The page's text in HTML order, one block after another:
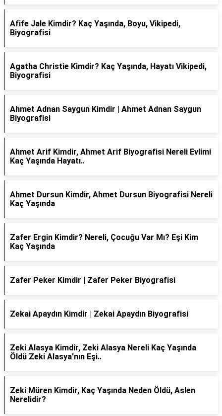
Afife Jale Kimdir? Kaç Yaşında, Boyu, Vikipedi,
Biyografisi
Agatha Christie Kimdir? Kaç Yaşında, Hayatı Vikipedi,
Biyografisi
Ahmet Adnan Saygun Kimdir | Ahmet Adnan Saygun
Biyografisi
Ahmet Arif Kimdir, Ahmet Arif Biyografisi Nereli Evlimi
Kaç Yaşında Hayatı..
Ahmet Dursun Kimdir, Ahmet Dursun Biyografisi Nereli
Kaç Yaşında
Zafer Ergin Kimdir? Nereli, Çocuğu Var Mı? Eşi Kim
Kaç Yaşında
Zafer Peker Kimdir | Zafer Peker Biyografisi
Zekai Apaydın Kimdir | Zekai Apaydın Biyografisi
Zeki Alasya Kimdir, Zeki Alasya Nereli Kaç Yaşında
Öldü Zeki Alasya'nın Eşi..
Zeki Müren Kimdir, Kaç Yaşında Neden Öldü, Aslen
Nerelidir?